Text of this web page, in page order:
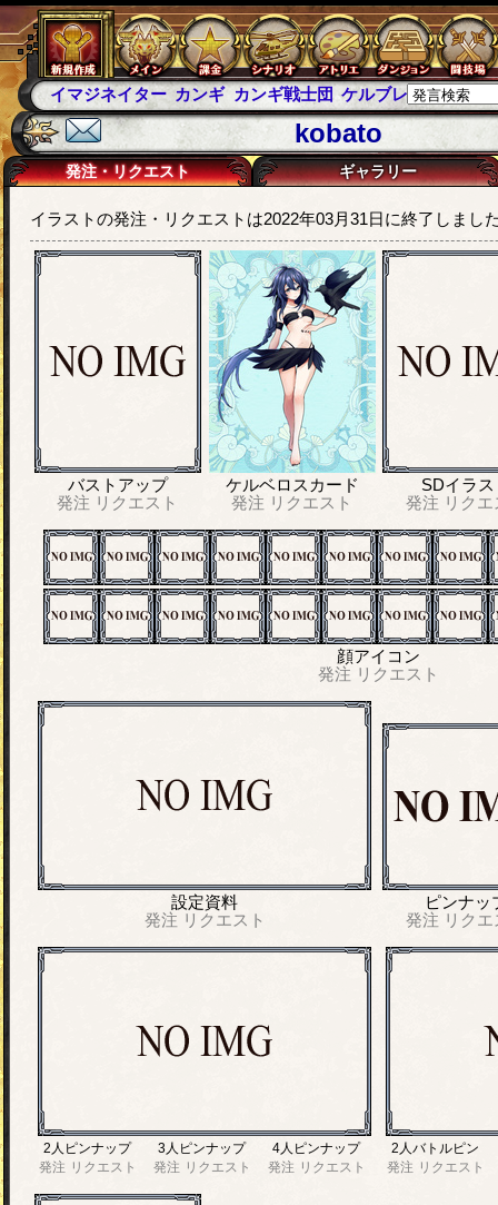
イマジネイター カンギ カンギ戦士団 ケルブレ ケルベロ
kobato
発注・リクエスト ギャラリー
イラストの発注・リクエストは2022年03月31日に終了しまし
バストアップ
発注 リクエスト
ケルベロスカード
発注 リクエスト
SDイラス
発注 リク
顔アイコン
発注 リクエスト
設定資料
発注 リクエスト
ピンナッ
発注 リク
2人ピンナップ
発注 リクエスト
3人ピンナップ
発注 リクエスト
4人ピンナップ
発注 リクエスト
2人バトルピン
発注 リクエスト